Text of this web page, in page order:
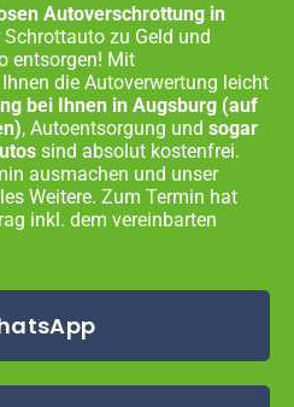
Autoverschrottung in
zu Geld und
entsorgen! Mit
die Autoverwertung leicht
bei Ihnen in Augsburg (auf
, Autoentsorgung und sogar
sind absolut kostenfrei.
ausmachen und unser
Weitere. Zum Termin hat
inkl. dem vereinbarten